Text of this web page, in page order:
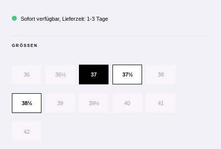
Sofort verfügbar, Lieferzeit: 1-3 Tage
GRÖSSEN
36 36½ 37 37½ 38
38½ 39 39½ 40 41
42